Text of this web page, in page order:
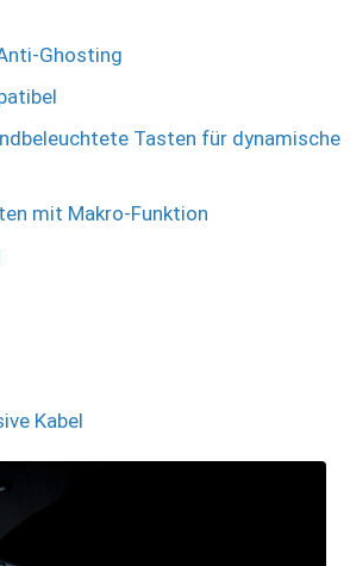
Ghosting
Tasten für dynamische
mit Makro-Funktion
Kabel